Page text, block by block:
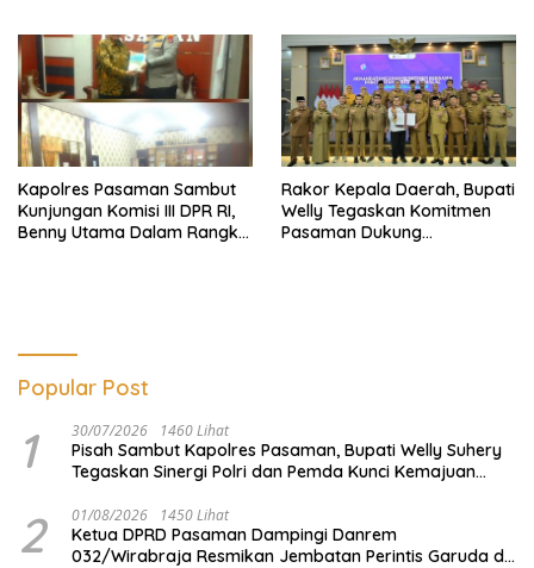
Polri
Kapolres Pasaman Sambut
Kunjungan Komisi III DPR RI,
Benny Utama Dalam Rangka
Rakor Kepala Daerah, Bupati
Welly Tegaskan Komitmen
Pasaman Dukung
Popular Post
1 30/07/2026 1460 Lihat
Pisah Sambut Kapolres Pasaman, Bupati Welly Suhery
Tegaskan Sinergi Polri dan Pemda Kunci Kemajuan
2 01/08/2026 1450 Lihat
Ketua DPRD Pasaman Dampingi Danrem
032/Wirabraja Resmikan Jembatan Perintis Garuda di